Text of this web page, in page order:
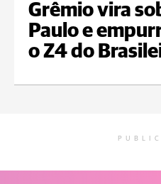
Grêmio vira
Paulo e
o Z4 do